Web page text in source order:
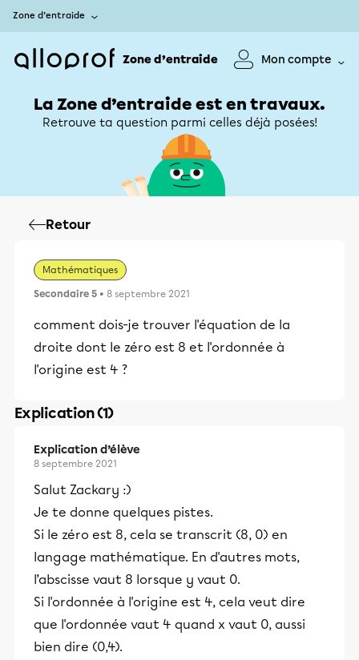
Zone d’entraide
Zone d’entraide Mon compte
La Zone d’entraide est en travaux.
Retrouve ta question parmi celles déjà posées!
Retour
Mathématiques
Secondaire 5 • 8 septembre 2021
comment dois-je trouver l'équation de la
droite dont le zéro est 8 et l'ordonnée à
l'origine est 4 ?
Explication (1)
Explication d’élève
8 septembre 2021
Salut Zackary :)
Je te donne quelques pistes.
Si le zéro est 8, cela se transcrit (8, 0) en
langage mathématique. En d'autres mots,
l’abscisse vaut 8 lorsque y vaut 0.
Si l'ordonnée à l'origine est 4, cela veut dire
que l'ordonnée vaut 4 quand x vaut 0, aussi
bien dire (0,4).